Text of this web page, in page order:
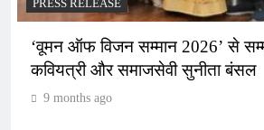
PRESS RELEASE
‘वूमन ऑफ विजन सम्मान 2026’ से
कवियत्री और समाजसेवी सुनीता बंसल
9 months ago